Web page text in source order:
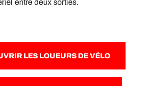
entre deux sorties.
LES LOUEURS DE VÉLO